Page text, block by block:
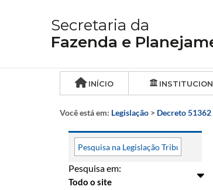
Secretaria da
Fazenda e
INÍCIO
Você está em: Legislação > Decreto 51362
Pesquisa em: